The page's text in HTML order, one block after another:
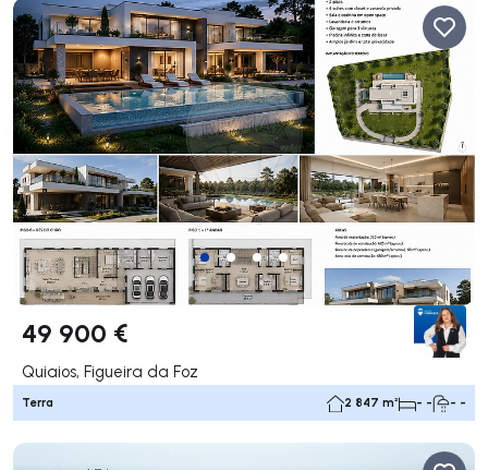
49 900 €
Quiaios, Figueira da Foz
Terra 2 847 m² - - - -